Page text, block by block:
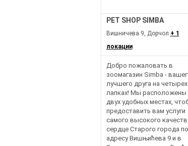
PET SHOP SIMBA
Вишничева 9, Дорчол + 1
локации
Добро пожаловать в
зоомагазин Simba -
лучшего друга на четырех
лапках! Мы расположены
двух удобных местах,
предоставить вам услуги
самого высокого
сердце Старого города по
адресу Вишњићева 9 и в